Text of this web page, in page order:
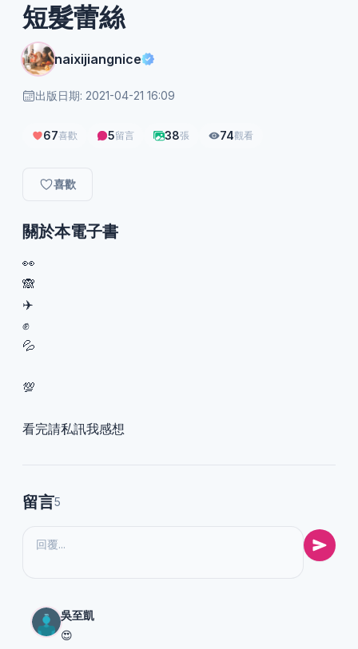
短髮蕾絲
naixijiangnice
出版日期: 2021-04-21 16:09
67喜歡 5留言 38張 74觀看
喜歡
關於本電子書
👀
🙈
✈️
✊
💦
💯
看完請私訊我感想
留言5
吳至凱
😍